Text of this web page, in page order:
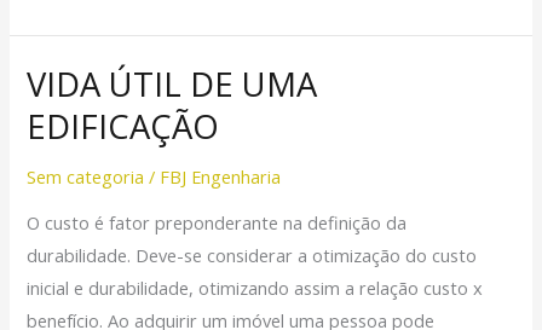
VIDA ÚTIL DE UMA
EDIFICAÇÃO
Sem categoria / FBJ Engenharia
O custo é fator preponderante na definição da
durabilidade. Deve-se considerar a otimização do custo
inicial e durabilidade, otimizando assim a relação custo x
benefício. Ao adquirir um imóvel uma pessoa pode
VIDA
ÚTIL
DE
UMA